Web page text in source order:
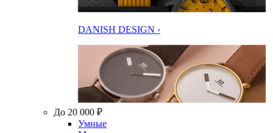
DANISH DESIGN ›
До 20 000 ₽
Умные